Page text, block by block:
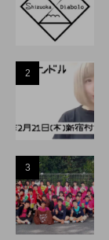
2
3